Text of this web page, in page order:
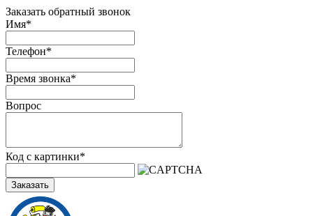
Заказать обратный звонок
Имя*
Телефон*
Время звонка*
Вопрос
Код с картинки*
Заказать